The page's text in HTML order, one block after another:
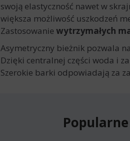
swoją elastyczność nawet w
większa możliwość uszkodzeń
Zastosowanie wytrzymałych
Asymetryczny bieżnik pozwala
Dzięki centralnej części woda i
Szerokie barki odpowiadają za